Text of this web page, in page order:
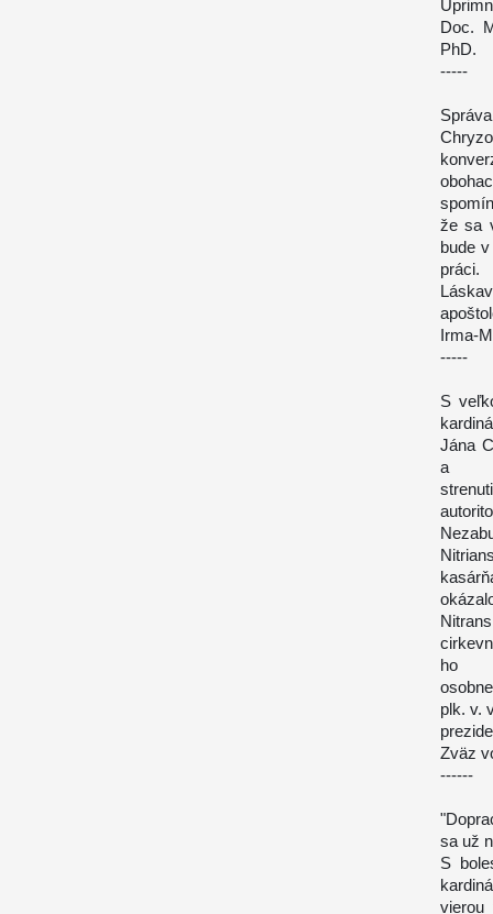
Doc.
PhD.
-----
že sa
bude
práci.
Irma-
-----
S
Jána
a
ho
plk. v.
Zväz
------
sa už
S
vierou